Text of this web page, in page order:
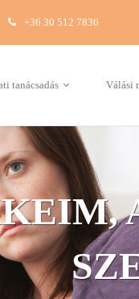
+36 30 512 7836
tanácsadás Válási